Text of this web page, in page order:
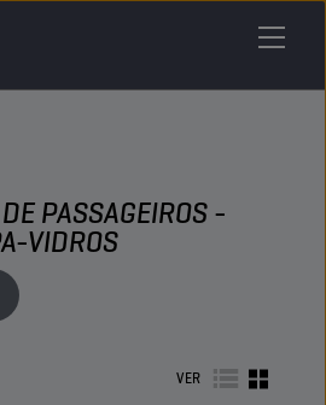
PASSAGEIROS -
VIDROS
VER